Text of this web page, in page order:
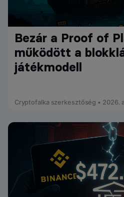
Bezár a Proof of
működött a
játékmodell
Cryptofalka szerkesztőség • 2026.